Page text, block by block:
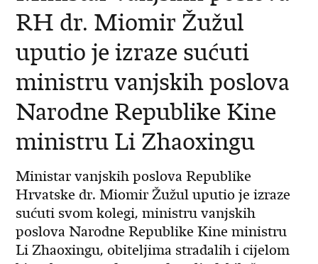
RH dr. Miomir Žužul
uputio je izraze sućuti
ministru vanjskih poslova
Narodne Republike Kine
ministru Li Zhaoxingu
Ministar vanjskih poslova Republike
Hrvatske dr. Miomir Žužul uputio je izraze
sućuti svom kolegi, ministru vanjskih
poslova Narodne Republike Kine ministru
Li Zhaoxingu, obiteljima stradalih i cijelom